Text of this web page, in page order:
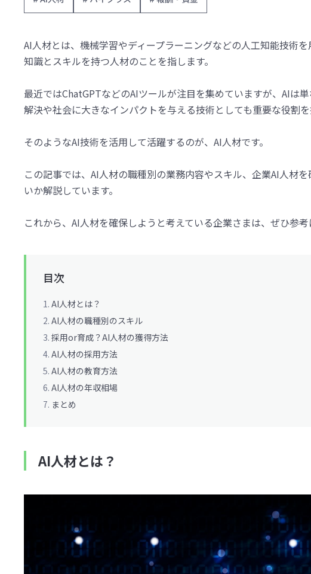
AI人材とは、機械学習やディープラーニングなどの人工知能技術
知識とスキルを持つ人材のことを指します。
最近ではChatGPTなどのAIツールが注目を集めていますが、AIは
解決や社会に大きなインパクトを与える技術としても重要な役割を
そのようなAI技術を活用して活躍するのが、AI人材です。
この記事では、AI人材の職種別の業務内容やスキル、企業AI人材
いか解説しています。
これから、AI人材を確保しようと考えている企業さまは、ぜひ参考
目次
AI人材とは？
AI人材の職種別のスキル
採用or育成？AI人材の獲得方法
AI人材の採用方法
AI人材の教育方法
AI人材の年収相場
まとめ
AI人材とは？